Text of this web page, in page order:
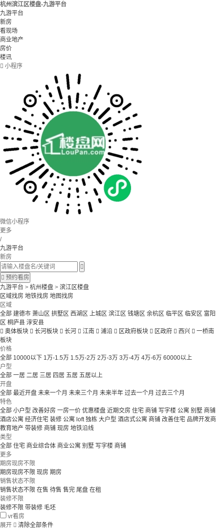
杭州滨江区楼盘-九游平台
九游平台
新房
看现场
商业地产
房价
楼讯
 小程序
微信小程序
更多
/
九游平台
新房

 预约看房
九游平台 > 杭州楼盘 > 滨江区楼盘
区域找房 地铁找房 地图找房
区域
全部 建德市 萧山区 拱墅区 西湖区 上城区 滨江区 钱塘区 余杭区 临平区 临安区 富阳
区 桐庐县 淳安县
 奥体板块  长河板块  长河  江南  浦沿  区政府板块  区政府  西兴  一桥南
板块
价格
全部 10000以下 1万-1.5万 1.5万-2万 2万-3万 3万-4万 4万-6万 60000以上
户型
全部 一居 二居 三居 四居 五居 五居以上
开盘
全部 最近开盘 未来一个月 未来三个月 未来半年 过去一个月 过去三个月
特色
全部 小户型 改善好房 一房一价 优惠楼盘 近期交房 住宅 商铺 写字楼 公寓 别墅 商铺
酒店公寓 经济住宅 装修 公寓 loft独栋 大户型 酒店式公寓 商铺 改善住宅 品牌开发商
教育地产 带装修 商铺 现房 地铁沿线
类型
全部 住宅 商业综合体 商业公寓 别墅 写字楼 商铺
更多
期房现房不限
期房现房不限 现房 期房
销售状态不限
销售状态不限 在售 待售 售完 尾盘 在租
装修不限
装修不限 带装修 毛坯
vr看房
展开  清除全部条件